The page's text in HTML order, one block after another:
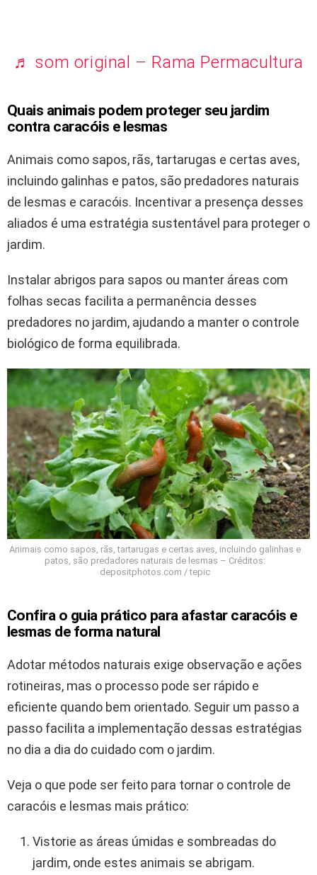
♬ som original – Rama Permacultura
Quais animais podem proteger seu jardim
contra caracóis e lesmas
Animais como sapos, rãs, tartarugas e certas aves,
incluindo galinhas e patos, são predadores naturais
de lesmas e caracóis. Incentivar a presença desses
aliados é uma estratégia sustentável para proteger o
jardim.
Instalar abrigos para sapos ou manter áreas com
folhas secas facilita a permanência desses
predadores no jardim, ajudando a manter o controle
biológico de forma equilibrada.
Animais como sapos, rãs, tartarugas e certas aves, incluindo galinhas e
patos, são predadores naturais de lesmas – Créditos:
depositphotos.com / tepic
Confira o guia prático para afastar caracóis e
lesmas de forma natural
Adotar métodos naturais exige observação e ações
rotineiras, mas o processo pode ser rápido e
eficiente quando bem orientado. Seguir um passo a
passo facilita a implementação dessas estratégias
no dia a dia do cuidado com o jardim.
Veja o que pode ser feito para tornar o controle de
caracóis e lesmas mais prático:
Vistorie as áreas úmidas e sombreadas do
jardim, onde estes animais se abrigam.